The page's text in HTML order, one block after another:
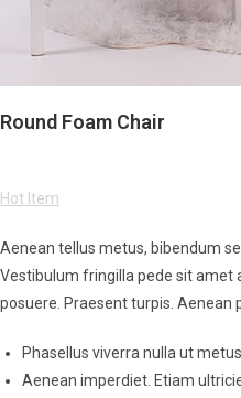
Round Foam Chair
Hot Item
Aenean tellus metus, bibendum
Vestibulum fringilla pede sit amet
posuere. Praesent turpis. Aenean
Phasellus viverra nulla ut
Aenean imperdiet. Etiam